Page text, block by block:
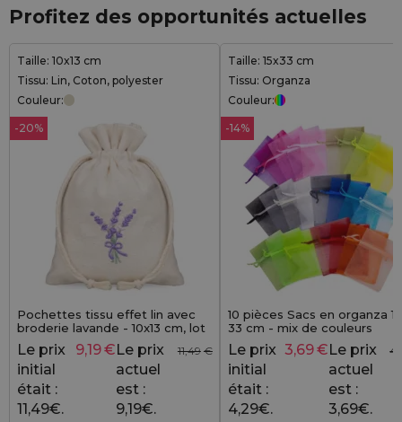
Profitez des opportunités actuelles
Taille: 10x13 cm
Tissu: Lin, Coton, polyester
Couleur:
-20%
Pochettes tissu effet lin avec
broderie lavande - 10x13 cm, lot
de 10 - charme naturel à la
provençale
11,49 €
Le prix
initial
était :
11,49€.
9,19€Le prix
actuel
est :
9,19€.
Taille: 15x33 cm
Tissu: Organza
Couleur:
-14%
10 pièces Sacs en organza
33 cm - mix de couleurs
Le prix
initial
était :
4,29€.
3,69€Le prix
actuel
est :
3,69€.